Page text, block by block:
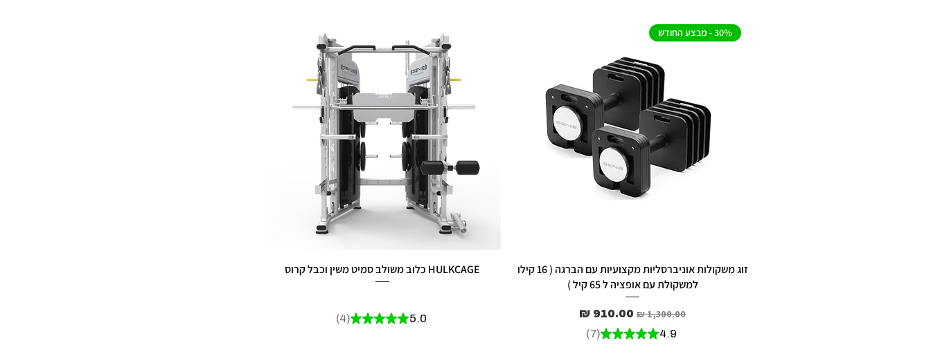
30% - מבצע החודש
זוג משקולות אוניברסליות מקצועיות עם הברגה ( 16 קילו
למשקולת עם אופציה ל 65 קיל )
מחיר רגיל‏1,300.00 ‏₪ מחיר מבצע
4.9
★
★
★
★
★
77
HULKCAGE כלוב משולב סמיט משין וכבל קרוס
5.0
★
★
★
★
★
44